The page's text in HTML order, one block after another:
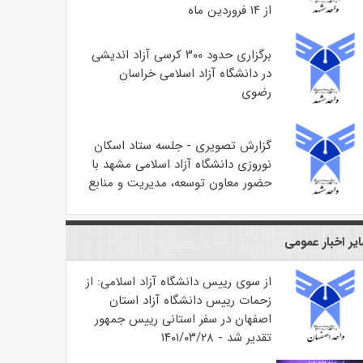
از ۱۴ فروردین ماه
برگزاری حدود ۳۰۰ کرسی آزاد اندیشی
در دانشگاه آزاد اسلامی خراسان
رضوی
گزارش تصویری - جلسه ستاد اسکان
نوروزی دانشگاه آزاد اسلامی مشهد با
حضور معاون توسعه، مدیریت و منابع
اخبار عمومی
از سوی رییس دانشگاه آزاد اسلامی: از
زحمات رییس دانشگاه آزاد استان
اصفهان در سفر استانی رییس جمهور
تقدیر شد - ۱۴۰۱/۰۳/۲۸